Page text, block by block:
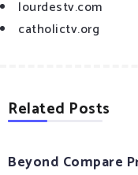
lourdestv.com
catholictv.org
Related Posts
Beyond Compare